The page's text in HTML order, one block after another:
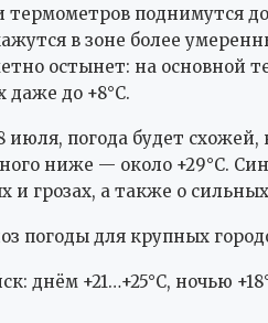
термометров поднимутся
в зоне более
остынет: на основной
даже до +8°C.
июля, погода будет
ниже — около +29°C.
и грозах, а также о
погоды для крупных
днём +21…+25°C, ночью